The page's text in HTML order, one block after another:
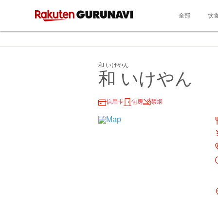
全部 饮
和 いけやん
和 いけやん
信用卡 包房 禁烟